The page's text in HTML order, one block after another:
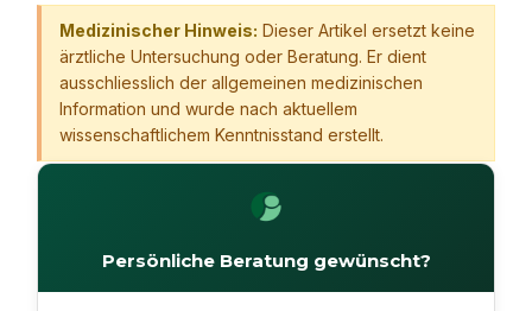
Medizinischer Hinweis: Dieser Artikel ersetzt keine
ärztliche Untersuchung oder Beratung. Er dient
ausschliesslich der allgemeinen medizinischen
Information und wurde nach aktuellem
wissenschaftlichem Kenntnisstand erstellt.
Persönliche Beratung gewünscht?